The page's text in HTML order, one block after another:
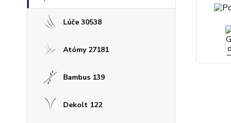
Lúče 30538
Atómy 27181
Bambus 139
Dekolt 122